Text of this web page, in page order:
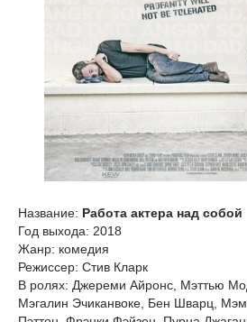
Название: Работа актера над собой
Год выхода: 2018
Жанр: комедия
Режиссер: Стив Кларк
В ролях: Джереми Айронс, Мэттью
Мэгалин Эчиканвоке, Бен Шварц,